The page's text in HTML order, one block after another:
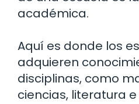
académica.
Aquí es donde los
adquieren
disciplinas, como
ciencias, literatura